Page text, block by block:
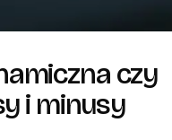
czy
i minusy